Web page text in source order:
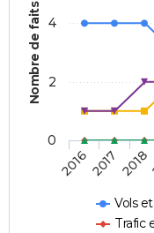
Nombre de faits
Vols
Trafic
20162017 2018
0
2
4